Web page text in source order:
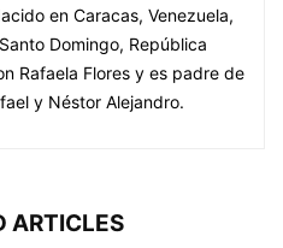
en Caracas, Venezuela,
Domingo, República
Rafaela Flores y es padre de
y Néstor Alejandro.
ARTICLES